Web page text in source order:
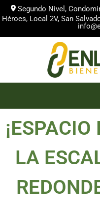
Segundo Nivel,
Héroes, Local 2V, San
LA